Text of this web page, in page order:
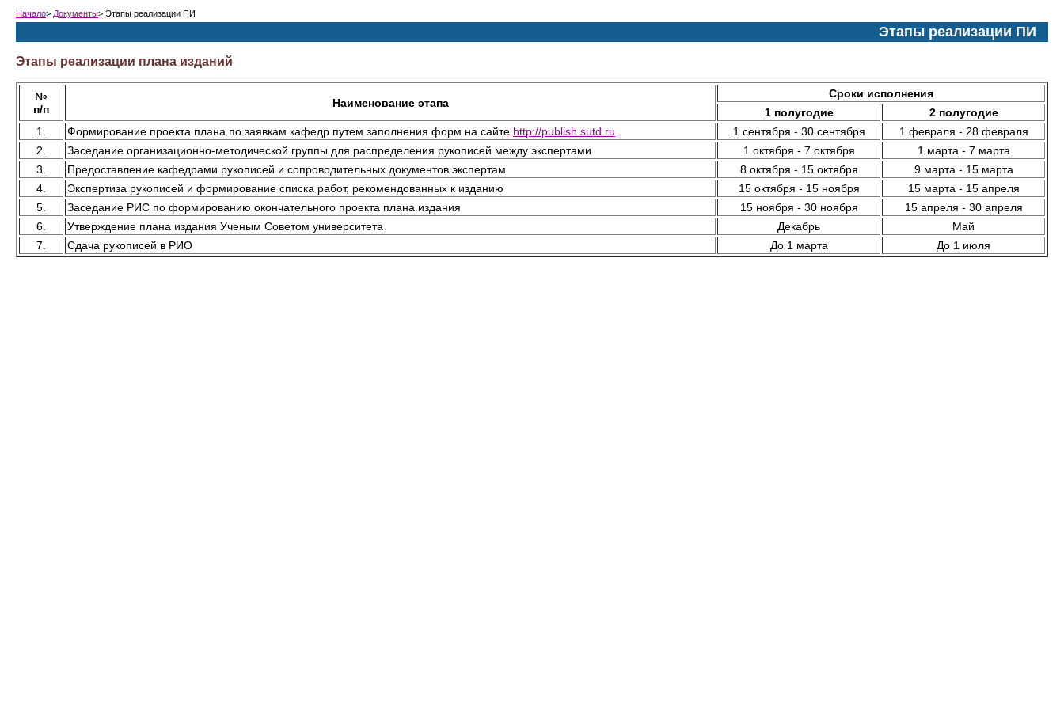
Начало> Документы> Этапы реализации ПИ
Этапы реализации ПИ
Этапы реализации плана изданий
№
п/п
Наименование этапа
Сроки исполнения
1 полугодие
2 полугодие
1.
Формирование проекта плана по заявкам кафедр путем заполнения форм на сайте http://publish.sutd.ru 1 сентября - 30 сентября
1 февраля - 28 февраля
2.
Заседание организационно-методической группы для распределения рукописей между экспертами 1 октября - 7 октября
1 марта - 7 марта
3.
Предоставление кафедрами рукописей и сопроводительных документов экспертам 8 октября - 15 октября
9 марта - 15 марта
4.
Экспертиза рукописей и формирование списка работ, рекомендованных к изданию 15 октября - 15 ноября
15 марта - 15 апреля
5.
Заседание РИС по формированию окончательного проекта плана издания 15 ноября - 30 ноября
15 апреля - 30 апреля
6.
Утверждение плана издания Ученым Советом университета Декабрь
Май
7.
Сдача рукописей в РИО До 1 марта До 1 июля